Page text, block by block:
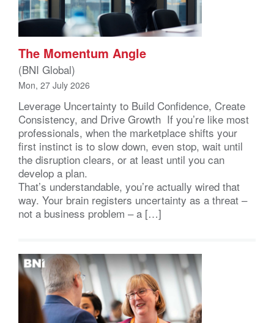
The Momentum Angle
(BNI Global)
Mon, 27 July 2026
Leverage Uncertainty to Build Confidence, Create
Consistency, and Drive Growth If you’re like most
professionals, when the marketplace shifts your
first instinct is to slow down, even stop, wait until
the disruption clears, or at least until you can
develop a plan.
That’s understandable, you’re actually wired that
way. Your brain registers uncertainty as a threat –
not a business problem – a […]